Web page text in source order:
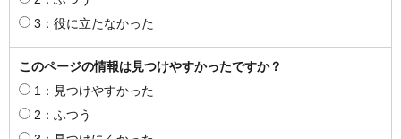
3：役に立たなかった
このページの情報は見つけやすかったですか？
1：見つけやすかった
2：ふつう